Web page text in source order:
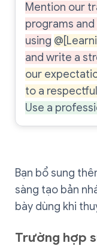
Mention our
programs
using
and write a
our
to a
Use a
Bạn bổ sung
sàng tạo bản
bày dùng khi
Trường hợp